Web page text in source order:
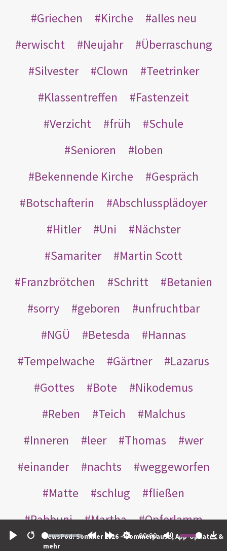
Restart
00:00
NewsPod: Sommer 2026 – Sommerpause, App-Updates &
mehr
Griechen
Kirche
alles neu
erwischt
Neujahr
Überraschung
Silvester
Clown
Teetrinker
Klassentreffen
Fastenzeit
Verzicht
früh
Schule
Senioren
loben
Bekennende Kirche
Gespräch
Botschafterin
Abschlussplädoyer
Hitler
Uni
Nächster
Samariter
Martin Scott
Franzbrötchen
Schritt
Betanien
sorry
geboren
unfruchtbar
NGÜ
Betesda
Hannas
Tempelwache
Gärtner
Lazarus
Gottes
Bote
Nikodemus
Reben
Teich
Malchus
Inneren
leer Thomas
wer
einander
nachts
weggeworfen
Matte
schlug
fließen
Rabbuni
Martha
Opferlamm
gewaschen
jüdischen